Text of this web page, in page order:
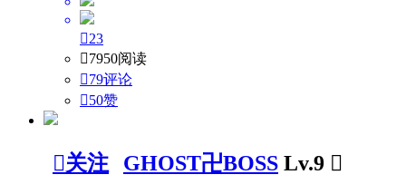
23
7950阅读
79评论
50赞
关注 GHOST卍BOSS Lv.9 